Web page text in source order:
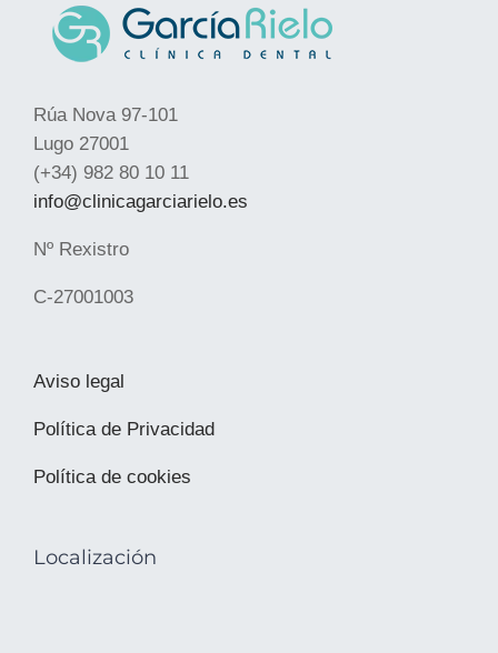
Rúa Nova 97-101
Lugo 27001
(+34) 982 80 10 11
info@clinicagarciarielo.es
Nº Rexistro
C-27001003
Aviso legal
Política de Privacidad
Política de cookies
Localización